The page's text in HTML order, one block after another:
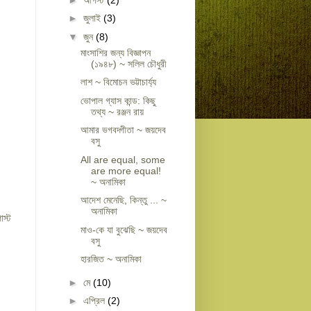
► জুলাই (3)
▼ জুন(8)
মাংসাশির জন্য বিজ্ঞাপন
(১৯৪৮) ~ সলিল চৌধুরী
লাশ ~ বিমোচন ভট্টাচার্য্য
ভোপাল গ্যাস কান্ড: কিছু
তথ্য ~ রঞ্জন রায়
আমার ভগবদ্গীতা ~ জয়দেব
বসু
All are equal, some
are more equal!
~ অনামিকা
আদেশ মেনেছি, কিন্তু ... ~
অনামিকা
মাও-কে যা বুঝেছি ~ জয়দেব
বসু
হারজিত ~ অনামিকা
► মে(10)
► এপ্রিল (2)